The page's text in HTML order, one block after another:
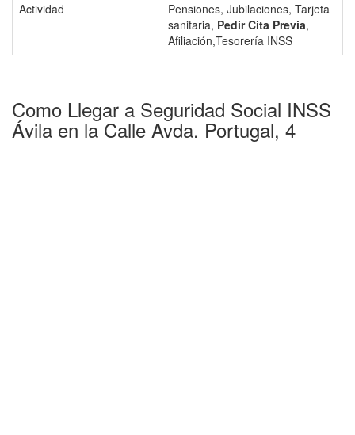
Actividad
Pensiones, Jubilaciones, Tarjeta
sanitaria, Pedir Cita Previa,
Afiliación,Tesorería INSS
Como Llegar a Seguridad Social INSS
Ávila en la Calle Avda. Portugal, 4